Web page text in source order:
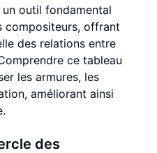
un outil fondamental
compositeurs, offrant
des relations entre
ce tableau
les armures, les
améliorant ainsi
des